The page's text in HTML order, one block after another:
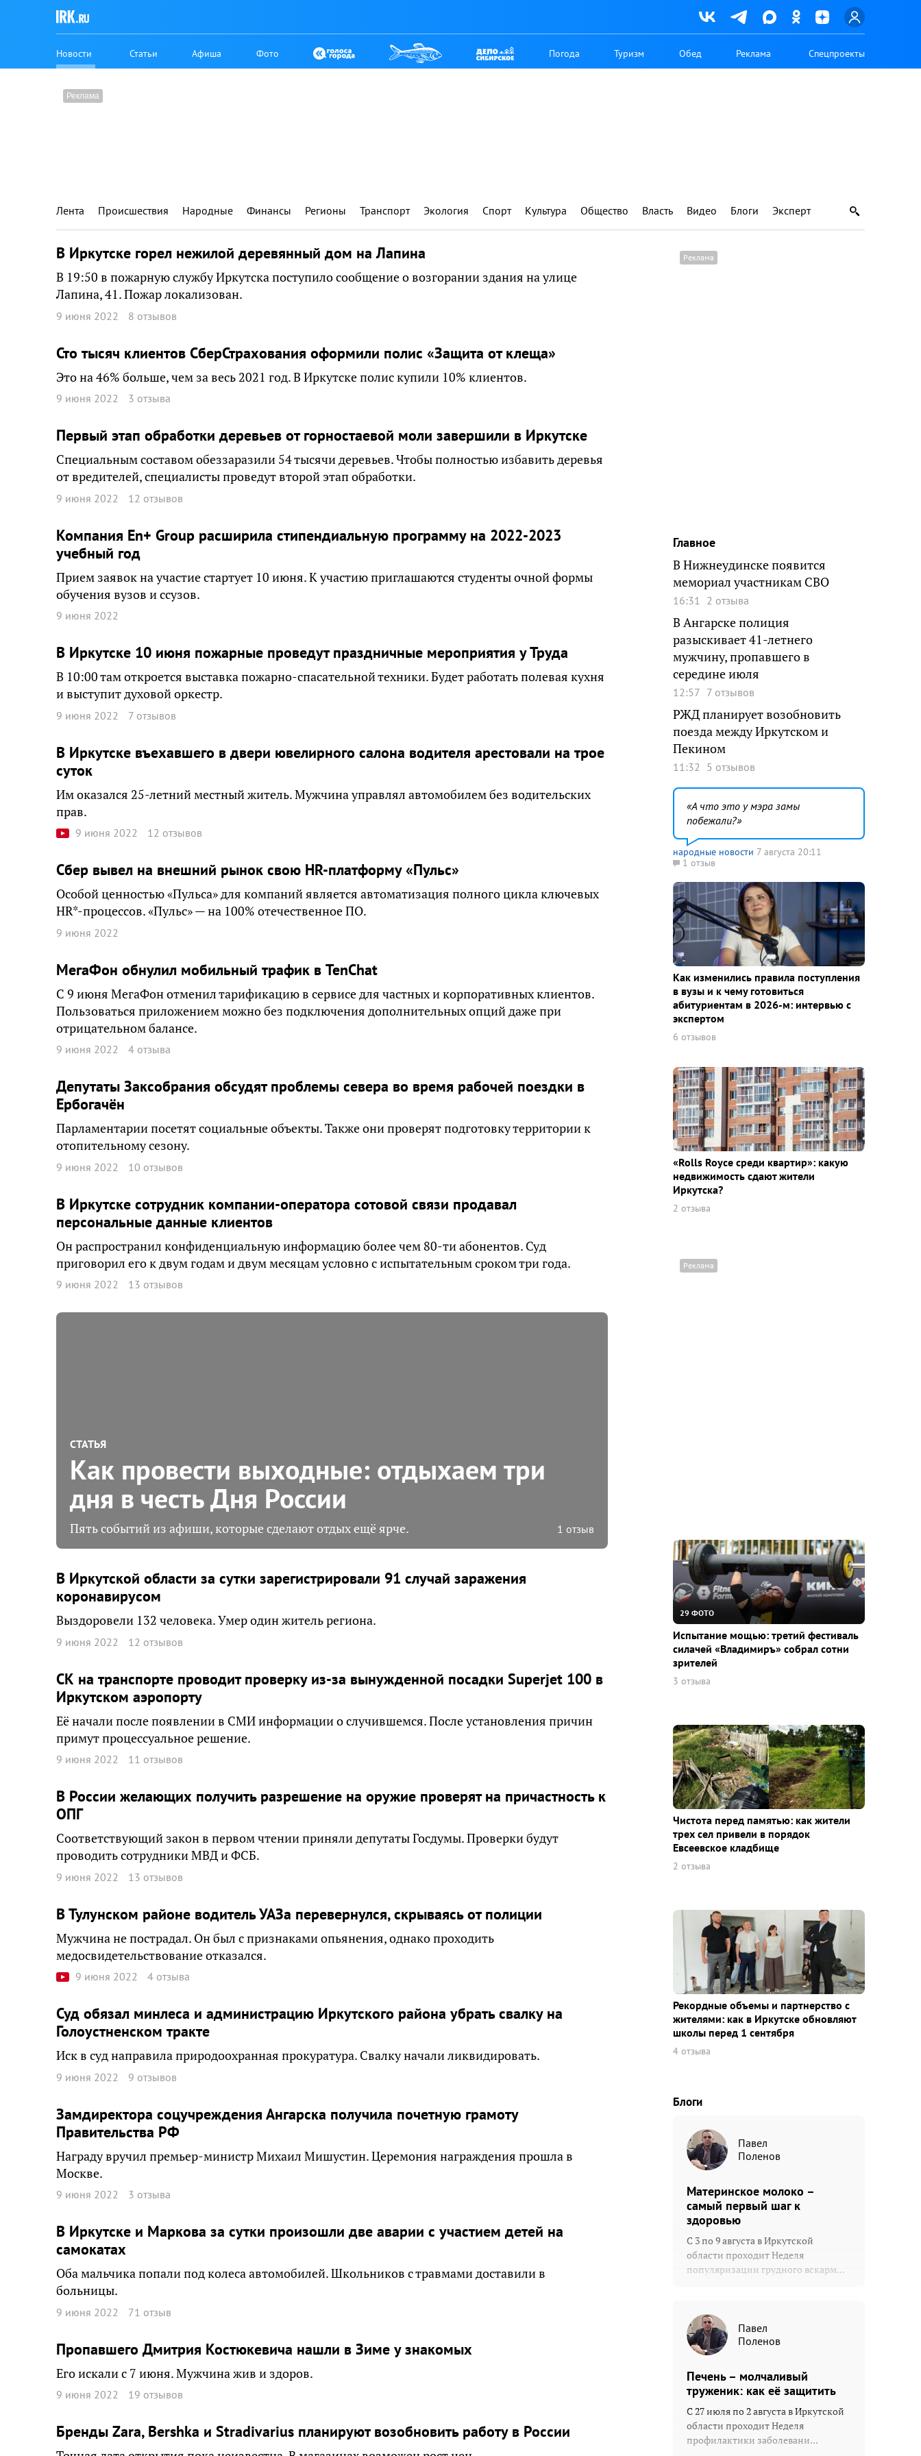
Новости Статьи Афиша Фото Погода Туризм Обед Реклама Спецпроекты
Лента Происшествия Народные Финансы Регионы Транспорт Экология Спорт Культура Общество Власть Видео Блоги Эксперт
В Иркутске горел нежилой деревянный дом на Лапина
В 19:50 в пожарную службу Иркутска поступило сообщение о возгорании здания на улице
Лапина, 41. Пожар локализован.
9 июня 2022 8 отзывов
Сто тысяч клиентов СберСтрахования оформили полис «Защита от клеща»
Это на 46% больше, чем за весь 2021 год. В Иркутске полис купили 10% клиентов.
9 июня 2022 3 отзыва
Первый этап обработки деревьев от горностаевой моли завершили в Иркутске
Специальным составом обеззаразили 54 тысячи деревьев. Чтобы полностью избавить деревья
от вредителей, специалисты проведут второй этап обработки.
9 июня 2022 12 отзывов
Компания En+ Group расширила стипендиальную программу на 2022-2023
учебный год
Прием заявок на участие стартует 10 июня. К участию приглашаются студенты очной формы
обучения вузов и ссузов.
9 июня 2022
В Иркутске 10 июня пожарные проведут праздничные мероприятия у Труда
В 10:00 там откроется выставка пожарно-спасательной техники. Будет работать полевая кухня
и выступит духовой оркестр.
9 июня 2022 7 отзывов
В Иркутске въехавшего в двери ювелирного салона водителя арестовали на трое
суток
Им оказался 25-летний местный житель. Мужчина управлял автомобилем без водительских
прав.
9 июня 2022 12 отзывов
Сбер вывел на внешний рынок свою HR-платформу «Пульс»
Особой ценностью «Пульса» для компаний является автоматизация полного цикла ключевых
HR*-процессов. «Пульс» — на 100% отечественное ПО.
9 июня 2022
МегаФон обнулил мобильный трафик в TenChat
С 9 июня МегаФон отменил тарификацию в сервисе для частных и корпоративных клиентов.
Пользоваться приложением можно без подключения дополнительных опций даже при
отрицательном балансе.
9 июня 2022 4 отзыва
Депутаты Заксобрания обсудят проблемы севера во время рабочей поездки в
Ербогачён
Парламентарии посетят социальные объекты. Также они проверят подготовку территории к
отопительному сезону.
9 июня 2022 10 отзывов
В Иркутске сотрудник компании-оператора сотовой связи продавал
персональные данные клиентов
Он распространил конфиденциальную информацию более чем 80-ти абонентов. Суд
приговорил его к двум годам и двум месяцам условно с испытательным сроком три года.
9 июня 2022 13 отзывов
СТАТЬЯ
Как провести выходные: отдыхаем три
дня в честь Дня России
Пять событий из афиши, которые сделают отдых ещё ярче. 1 отзыв
В Иркутской области за сутки зарегистрировали 91 случай заражения
коронавирусом
Выздоровели 132 человека. Умер один житель региона.
9 июня 2022 12 отзывов
СК на транспорте проводит проверку из-за вынужденной посадки Superjet 100 в
Иркутском аэропорту
Её начали после появлении в СМИ информации о случившемся. После установления причин
примут процессуальное решение.
9 июня 2022 11 отзывов
В России желающих получить разрешение на оружие проверят на причастность к
ОПГ
Соответствующий закон в первом чтении приняли депутаты Госдумы. Проверки будут
проводить сотрудники МВД и ФСБ.
9 июня 2022 13 отзывов
В Тулунском районе водитель УАЗа перевернулся, скрываясь от полиции
Мужчина не пострадал. Он был с признаками опьянения, однако проходить
медосвидетельствование отказался.
9 июня 2022 4 отзыва
Суд обязал минлеса и администрацию Иркутского района убрать свалку на
Голоустненском тракте
Иск в суд направила природоохранная прокуратура. Свалку начали ликвидировать.
9 июня 2022 9 отзывов
Замдиректора соцучреждения Ангарска получила почетную грамоту
Правительства РФ
Награду вручил премьер-министр Михаил Мишустин. Церемония награждения прошла в
Москве.
9 июня 2022 3 отзыва
В Иркутске и Маркова за сутки произошли две аварии с участием детей на
самокатах
Оба мальчика попали под колеса автомобилей. Школьников с травмами доставили в
больницы.
9 июня 2022 71 отзыв
Пропавшего Дмитрия Костюкевича нашли в Зиме у знакомых
Его искали с 7 июня. Мужчина жив и здоров.
9 июня 2022 19 отзывов
Бренды Zara, Bershka и Stradivarius планируют возобновить работу в России
Главное
В Нижнеудинске появится
мемориал участникам СВО
16:31 2 отзыва
В Ангарске полиция
разыскивает 41-летнего
мужчину, пропавшего в
середине июля
12:57 7 отзывов
РЖД планирует возобновить
поезда между Иркутском и
Пекином
11:32 5 отзывов
А что это у мэра замы
побежали?
народные новости 7 августа 20:11
1 отзыв
Как изменились правила поступления
в вузы и к чему готовиться
абитуриентам в 2026-м: интервью с
экспертом
6 отзывов
«Rolls Royce среди квaртир»: какую
недвижимость сдают жители
Иркутска?
2 отзыва
29 ФОТО
Испытание мощью: третий фестиваль
силачей «Владимиръ» собрал сотни
зрителей
3 отзыва
Чистота перед памятью: как жители
трех сел привели в порядок
Евсеевское кладбище
2 отзыва
Рекордные объемы и партнерство с
жителями: как в Иркутске обновляют
школы перед 1 сентября
4 отзыва
Блоги
Павел
Поленов
Материнское молоко –
самый первый шаг к
здоровью
С 3 по 9 августа в Иркутской
области проходит Неделя
популяризации грудного вскарм...
Павел
Поленов
Печень – молчаливый
труженик: как её защитить
С 27 июля по 2 августа в Иркутской
области проходит Неделя
профилактики заболевани...